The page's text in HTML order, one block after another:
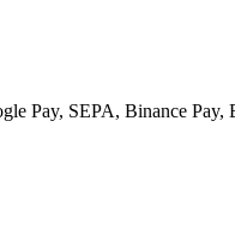
Pay, SEPA, Binance